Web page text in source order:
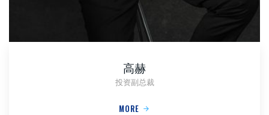
高赫
投资副总裁
MORE